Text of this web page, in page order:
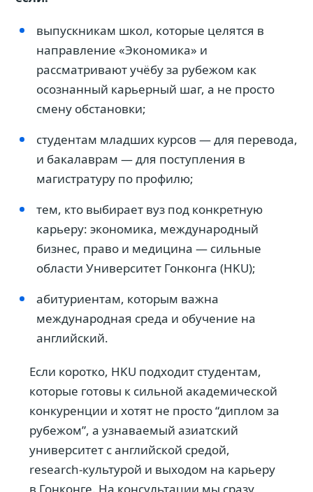
выпускникам школ, которые целятся в
направление «Экономика» и
рассматривают учёбу за рубежом как
осознанный карьерный шаг, а не просто
смену обстановки;
студентам младших курсов — для перевода,
и бакалаврам — для поступления в
магистратуру по профилю;
тем, кто выбирает вуз под конкретную
карьеру: экономика, международный
бизнес, право и медицина — сильные
области Университет Гонконга (HKU);
абитуриентам, которым важна
международная среда и обучение на
английский.
Если коротко, HKU подходит студентам,
которые готовы к сильной академической
конкуренции и хотят не просто “диплом за
рубежом”, а узнаваемый азиатский
университет с английской средой,
research-культурой и выходом на карьеру